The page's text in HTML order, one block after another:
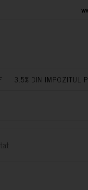
PLATFORM
3.5% DIN IMPOZITUL